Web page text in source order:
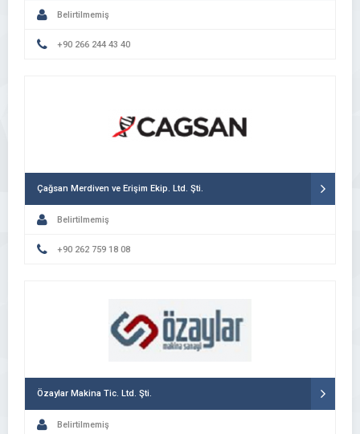
Belirtilmemiş
+90 266 244 43 40
Çağsan Merdiven ve Erişim Ekip. Ltd. Şti.
Belirtilmemiş
+90 262 759 18 08
Özaylar Makina Tic. Ltd. Şti.
Belirtilmemiş